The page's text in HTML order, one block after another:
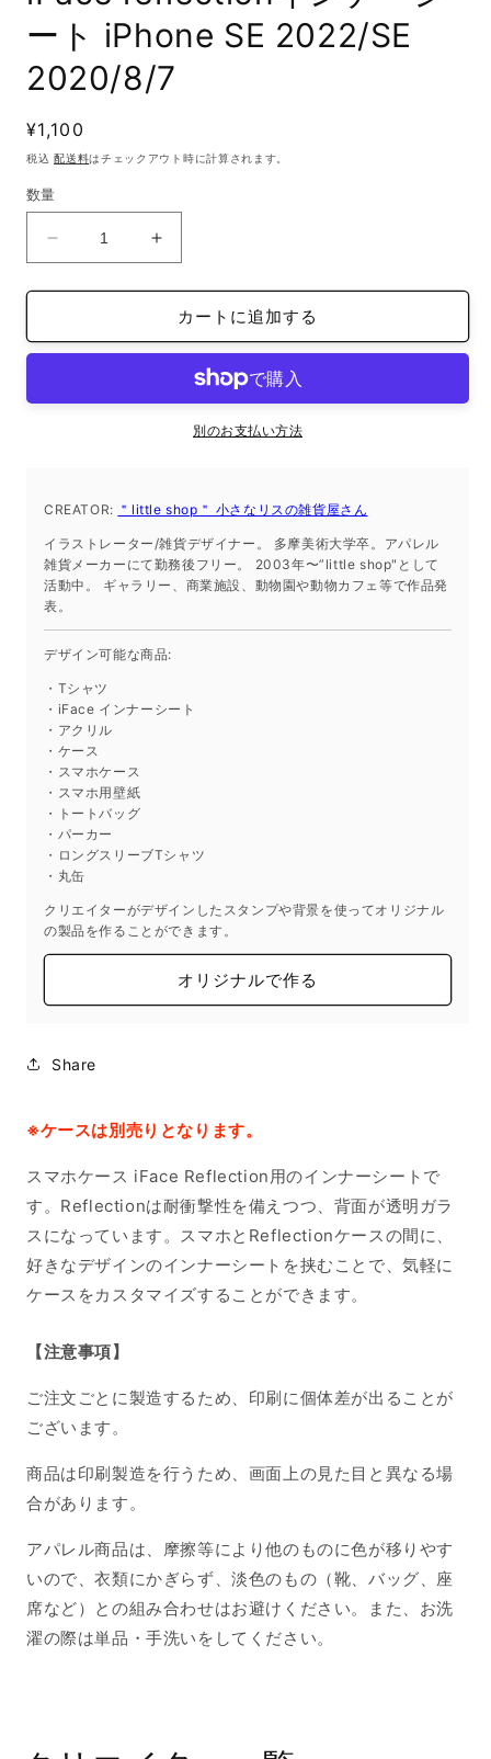
メ
ィ
ア
を
く
ート iPhone SE 2022/SE
2020/8/7
通
常
価
格
¥1,100
税込配送料はチェックアウト時に計算されます。
数量
reflection
イ
ナ
シ
SE
2022/SE
2020/8/7
の
数
量
を
ら
す
iFace
reflection
イ
ナ
シ
SE
2022/SE
2020/8/7
の
量
を
や
カートに追加する
別のお支払い方法
CREATOR: ＂little shop＂ 小さなリスの雑貨屋さん
イラストレーター/雑貨デザイナー。 多摩美術大学卒。アパレル
雑貨メーカーにて勤務後フリー。 2003年〜”little shop"として
活動中。 ギャラリー、商業施設、動物園や動物カフェ等で作品発
表。
デザイン可能な商品:
・Tシャツ
・iFace インナーシート
・アクリル
・ケース
・スマホケース
・スマホ用壁紙
・トートバッグ
・パーカー
・ロングスリーブTシャツ
・丸缶
クリエイターがデザインしたスタンプや背景を使ってオリジナル
の製品を作ることができます。
オリジナルで作る
Share
※ケースは別売りとなります。
スマホケース iFace Reflection用のインナーシートで
す。Reflectionは耐衝撃性を備えつつ、背面が透明ガラ
スになっています。スマホとReflectionケースの間に、
好きなデザインのインナーシートを挟むことで、気軽に
ケースをカスタマイズすることができます。
【注意事項】
ご注文ごとに製造するため、印刷に個体差が出ることが
ございます。
商品は印刷製造を行うため、画面上の見た目と異なる場
合があります。
アパレル商品は、摩擦等により他のものに色が移りやす
いので、衣類にかぎらず、淡色のもの（靴、バッグ、座
席など）との組み合わせはお避けください。また、お洗
濯の際は単品・手洗いをしてください。